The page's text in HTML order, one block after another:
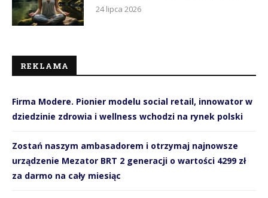
24 lipca 2026
REKLAMA
Firma Modere. Pionier modelu social retail, innowator w
dziedzinie zdrowia i wellness wchodzi na rynek polski
Zostań naszym ambasadorem i otrzymaj najnowsze
urządzenie Mezator BRT 2 generacji o wartości 4299 zł
za darmo na cały miesiąc